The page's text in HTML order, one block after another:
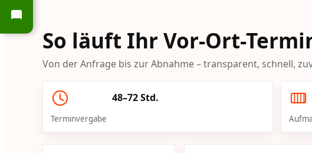
So läuft Ihr Vor-Ort-
Von der Anfrage bis zur Abnahme – transparent, schnell,
48–72 Std.
Terminvergabe